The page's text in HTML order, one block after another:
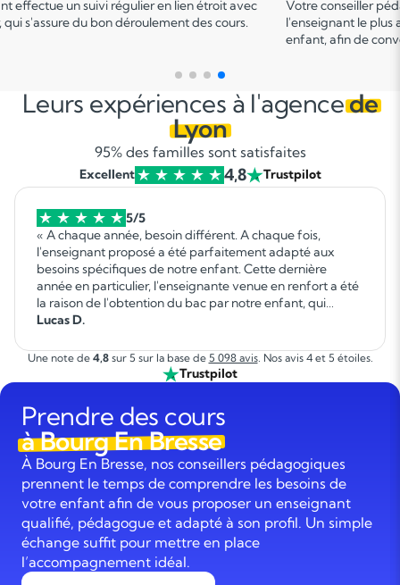
pédagogique vous met en relation avec
adapté en fonction du profil de votre
Ce 1
cours permet
points forts et de
sur le programme.
Leurs expériences à l'agencede
Lyon
95% des familles sont satisfaites
Excellent 4,8 Trustpilot
5/5
« A chaque année, besoin différent. A chaque fois,
l'enseignant proposé a été parfaitement adapté aux
besoins spécifiques de notre enfant. Cette dernière
année en particulier, l'enseignante venue en renfort a été
la raison de l'obtention du bac par notre enfant, qui
autrement ne l'aurait pas réussi. Elle a fait un travail
Lucas D.
Une note de 4,8sur 5 sur la base de 5 098 avis. Nos avis 4 et 5 étoiles.
Trustpilot
Prendre des cours
à Bourg En Bresse
À Bourg En Bresse, nos conseillers pédagogiques
prennent le temps de comprendre les besoins de
votre enfant afin de vous proposer un enseignant
qualifié, pédagogue et adapté à son profil. Un simple
échange suffit pour mettre en place
l’accompagnement idéal.